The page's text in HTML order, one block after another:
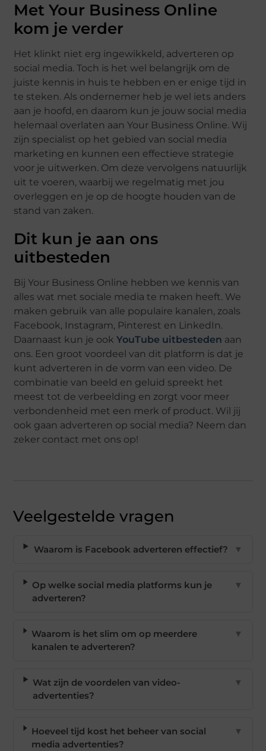
Met Your Business Online
kom je verder
Het klinkt niet erg ingewikkeld, adverteren op
social media. Toch is het wel belangrijk om de
juiste kennis in huis te hebben en er enige tijd in
te steken. Als ondernemer heb je wel iets anders
aan je hoofd, en daarom kun je jouw social media
helemaal overlaten aan Your Business Online. Wij
zijn specialist op het gebied van social media
marketing en kunnen een effectieve strategie
voor je uitwerken. Om deze vervolgens natuurlijk
uit te voeren, waarbij we regelmatig met jou
overleggen en je op de hoogte houden van de
stand van zaken.
Dit kun je aan ons
uitbesteden
Bij Your Business Online hebben we kennis van
alles wat met sociale media te maken heeft. We
maken gebruik van alle populaire kanalen, zoals
Facebook, Instagram, Pinterest en LinkedIn.
Daarnaast kun je ookYouTube uitbesteden aan
ons. Een groot voordeel van dit platform is dat je
kunt adverteren in de vorm van een video. De
combinatie van beeld en geluid spreekt het
meest tot de verbeelding en zorgt voor meer
verbondenheid met een merk of product. Wil jij
ook gaan adverteren op social media? Neem dan
zeker contact met ons op!
Veelgestelde vragen
Waarom is Facebook adverteren effectief? ▼
Op welke social media platforms kun je
adverteren?
▼
Waarom is het slim om op meerdere
kanalen te adverteren?
▼
Wat zijn de voordelen van video-
advertenties?
▼
Hoeveel tijd kost het beheer van social
media advertenties?
▼